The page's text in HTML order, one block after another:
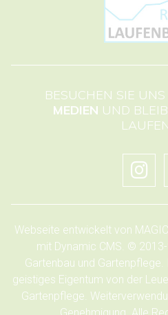
BESUCHEN SIE
MEDIEN UND
Webseite entwickelt von
mit Dynamic CMS. ©
Gartenbau und Gartenpflege.
geistiges Eigentum von der
Gartenpflege.